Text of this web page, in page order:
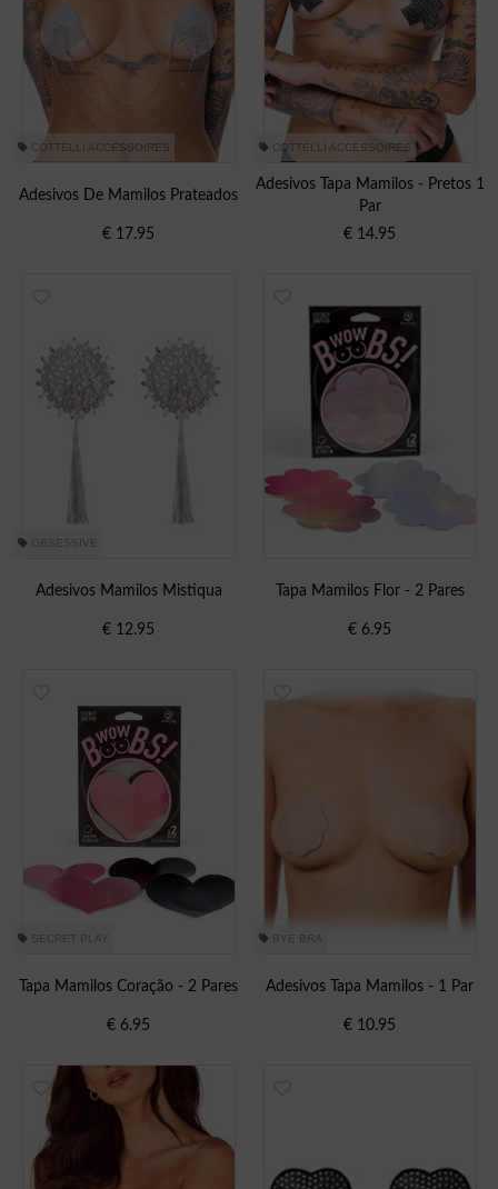
COTTELLI ACCESSOIRES
Adesivos De Mamilos Prateados
€ 17.95
COTTELLI ACCESSOIRES
Adesivos Tapa Mamilos - Pretos 1
Par
€ 14.95
OBSESSIVE
Adesivos Mamilos Mistiqua
€ 12.95
Tapa Mamilos Flor - 2 Pares
€ 6.95
SECRET PLAY
Tapa Mamilos Coração - 2 Pares
€ 6.95
BYE BRA
Adesivos Tapa Mamilos - 1 Par
€ 10.95